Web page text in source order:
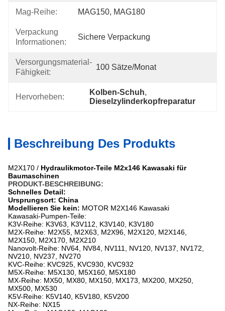
Mag-Reihe: MAG150, MAG180
Verpackung
Informationen:
Sichere Verpackung
Versorgungsmaterial-
Fähigkeit:
100 Sätze/Monat
Hervorheben:
Kolben-Schuh,
Dieselzylinderkopfreparatur
Beschreibung Des Produkts
M2X170 / Hydraulikmotor-Teile M2x146 Kawasaki für
Baumaschinen
PRODUKT-BESCHREIBUNG:
Schnelles Detail:
Ursprungsort: China
Modellieren Sie kein: MOTOR M2X146 Kawasaki
Kawasaki-Pumpen-Teile:
K3V-Reihe: K3V63, K3V112, K3V140, K3V180
M2X-Reihe: M2X55, M2X63, M2X96, M2X120, M2X146,
M2X150, M2X170, M2X210
Nanovolt-Reihe: NV64, NV84, NV111, NV120, NV137, NV172,
NV210, NV237, NV270
KVC-Reihe: KVC925, KVC930, KVC932
M5X-Reihe: M5X130, M5X160, M5X180
MX-Reihe: MX50, MX80, MX150, MX173, MX200, MX250,
MX500, MX530
K5V-Reihe: K5V140, K5V180, K5V200
NX-Reihe: NX15